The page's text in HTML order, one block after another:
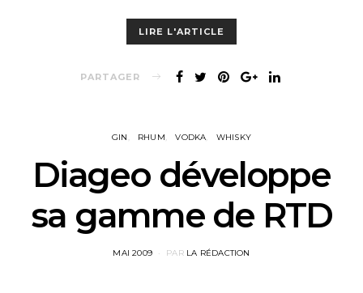
LIRE L'ARTICLE
PARTAGER
GIN RHUM VODKA WHISKY
Diageo développe
sa gamme de RTD
POSTED
MAI 2009 PAR LA RÉDACTION